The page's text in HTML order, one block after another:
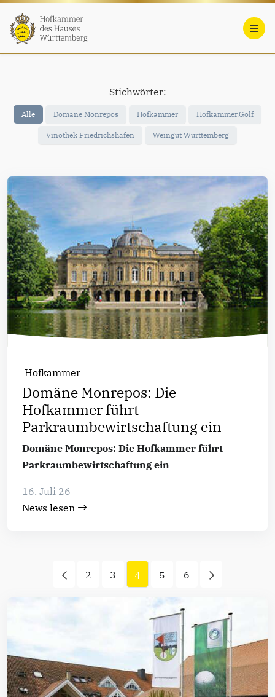
Stichwörter:
Alle Domäne Monrepos Hofkammer Hofkammer.Golf
Vinothek Friedrichshafen Weingut Württemberg
Hofkammer
Domäne Monrepos: Die
Hofkammer führt
Parkraumbewirtschaftung ein
Domäne Monrepos: Die Hofkammer führt
Parkraumbewirtschaftung ein
16. Juli 26
News lesen
2 3 4 5 6